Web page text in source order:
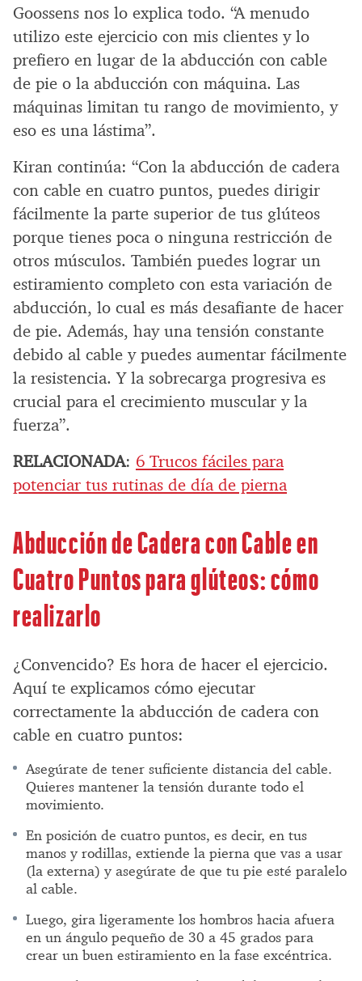
Goossens nos lo explica todo. “A menudo
utilizo este ejercicio con mis clientes y lo
prefiero en lugar de la abducción con cable
de pie o la abducción con máquina. Las
máquinas limitan tu rango de movimiento, y
eso es una lástima”.
Kiran continúa: “Con la abducción de cadera
con cable en cuatro puntos, puedes dirigir
fácilmente la parte superior de tus glúteos
porque tienes poca o ninguna restricción de
otros músculos. También puedes lograr un
estiramiento completo con esta variación de
abducción, lo cual es más desafiante de hacer
de pie. Además, hay una tensión constante
debido al cable y puedes aumentar fácilmente
la resistencia. Y la sobrecarga progresiva es
crucial para el crecimiento muscular y la
fuerza”.
RELACIONADA: 6 Trucos fáciles para
potenciar tus rutinas de día de pierna
Abducción de Cadera con Cable en
Cuatro Puntos para glúteos: cómo
realizarlo
¿Convencido? Es hora de hacer el ejercicio.
Aquí te explicamos cómo ejecutar
correctamente la abducción de cadera con
cable en cuatro puntos:
Asegúrate de tener suficiente distancia del cable.
Quieres mantener la tensión durante todo el
movimiento.
En posición de cuatro puntos, es decir, en tus
manos y rodillas, extiende la pierna que vas a usar
(la externa) y asegúrate de que tu pie esté paralelo
al cable.
Luego, gira ligeramente los hombros hacia afuera
en un ángulo pequeño de 30 a 45 grados para
crear un buen estiramiento en la fase excéntrica.